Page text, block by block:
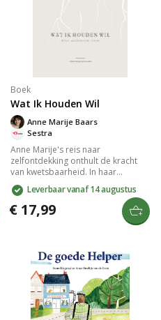
Boek
Wat Ik Houden Wil
Sestra
Anne Marije Baars
Anne Marije's reis naar
zelfontdekking onthult de kracht
van kwetsbaarheid. In haar
zoektocht naar authenticiteit leert
ze omgaan met burn-outs en
depressies, omarmt ze haar
autisme, en vindt ze vrijheid in
herontdekken en oude ballast los
kunt laten.
Leverbaar vanaf 14 augustus
€ 17,99